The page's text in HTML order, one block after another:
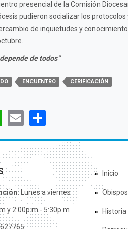
presencial de la Comisión
pudieron socializar los
de inquietudes y
de todos”
ENCUENTRO CERIFICACIÓN
WhatsApp
Email
Lunes a viernes
y 2:00p.m - 5:30p.m
Inicio
Obispos
Historia